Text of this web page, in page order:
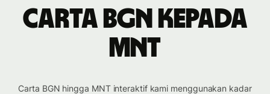
Carta BGN kepada
MNT
Carta BGN hingga MNT interaktif kami menggunakan kadar